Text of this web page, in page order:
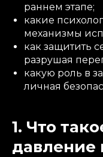
раннем этапе;
какие
механизмы
как защитить
разрушая
какую роль в
личная
1. Что
давление